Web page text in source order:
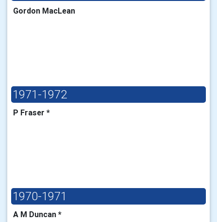
Gordon MacLean
1971-1972
P Fraser *
1970-1971
A M Duncan *